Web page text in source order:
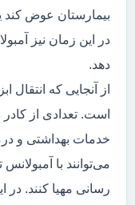
بیمارستان عوض کند
در این زمان نیز
دهد.
از آنجایی که
است. تعدادی از
خدمات بهداشتی و
می‌توانند با
رسانی مهیا کنند.